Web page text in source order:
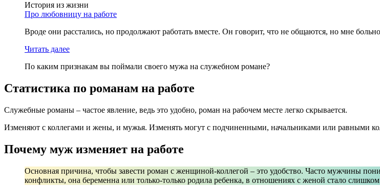
История из жизни
Про любовницу на работе
Вроде они расстались, но продолжают работать вместе. Он говорит, что не общаются, но мне
Читать далее
По каким признакам вы поймали своего мужа на служебном романе?
Статистика по романам на работе
Служебные романы – частое явление, ведь это удобно, роман на рабочем месте легко скрывается.
Изменяют с коллегами и жены, и мужья. Изменять могут с подчиненными, начальниками или равными
Почему муж изменяет на работе
Основная причина, чтобы завести роман с женщиной-коллегой – это удобство. Часто мужчины
конфликты, она беременна или только-только родила ребенка, в отношениях с женой стало